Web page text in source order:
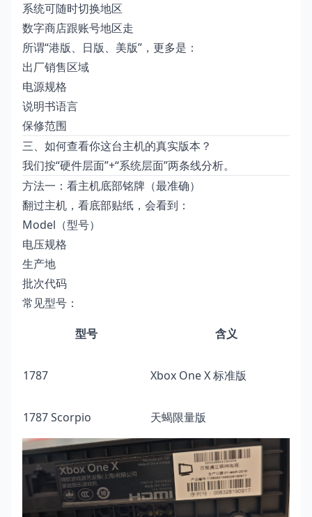
系统可随时切换地区
数字商店跟账号地区走
所谓“港版、日版、美版”，更多是：
出厂销售区域
电源规格
说明书语言
保修范围
三、如何查看你这台主机的真实版本？
我们按“硬件层面”+“系统层面”两条线分析。
方法一：看主机底部铭牌（最准确）
翻过主机，看底部贴纸，会看到：
Model（型号）
电压规格
生产地
批次代码
常见型号：
型号
含义
1787 Xbox One X 标准版
1787 Scorpio 天蝎限量版